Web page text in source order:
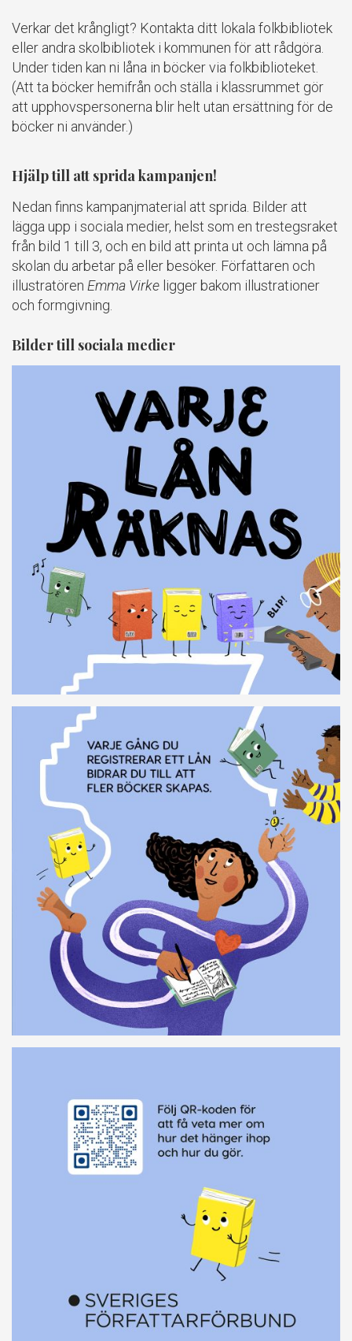
Verkar det krångligt? Kontakta ditt lokala folkbibliotek
eller andra skolbibliotek i kommunen för att rådgöra.
Under tiden kan ni låna in böcker via folkbiblioteket.
(Att ta böcker hemifrån och ställa i klassrummet gör
att upphovspersonerna blir helt utan ersättning för de
böcker ni använder.)
Hjälp till att sprida kampanjen!
Nedan finns kampanjmaterial att sprida. Bilder att
lägga upp i sociala medier, helst som en trestegsraket
från bild 1 till 3, och en bild att printa ut och lämna på
skolan du arbetar på eller besöker. Författaren och
illustratören Emma Virke ligger bakom illustrationer
och formgivning.
Bilder till sociala medier